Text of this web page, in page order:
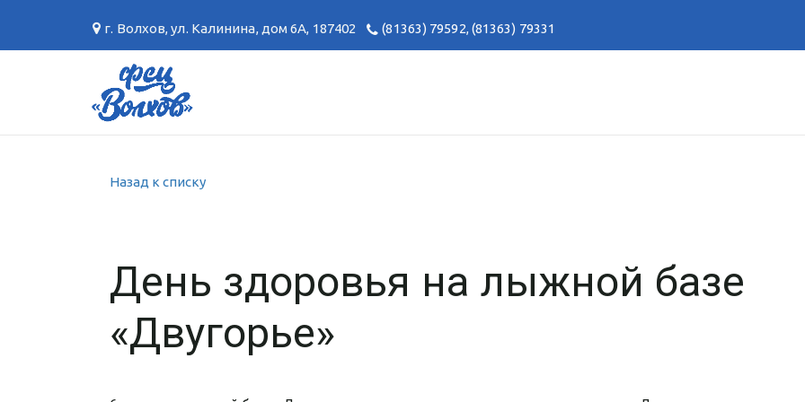
г. Волхов,ул. Калинина, дом 6А, 187402 (81363) 79592,(81363) 79331
Назад к списку
День здоровья на лыжной базе
«Двугорье»